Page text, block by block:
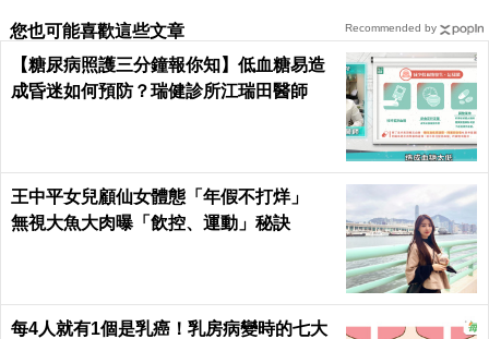
您也可能喜歡這些文章
【糖尿病照護三分鐘報你知】低血糖易造
成昏迷如何預防？瑞健診所江瑞田醫師
王中平女兒顧仙女體態「年假不打烊」
無視大魚大肉曝「飲控、運動」秘訣
每4人就有1個是乳癌！乳房病變時的七大
Recommended by